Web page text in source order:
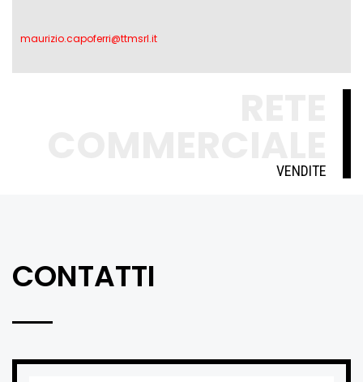
maurizio.capoferri@ttmsrl.it
VENDITE
CONTATTI